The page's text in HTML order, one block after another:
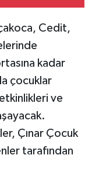
Cedit,
kadar
çocuklar
ve
Çınar Çocuk
tarafından